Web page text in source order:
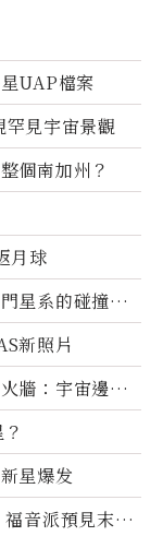
UAP檔案
見宇宙景觀
個南加州？
月球
星系的碰撞與
新照片
牆：宇宙邊界
星爆发
福音派預見末